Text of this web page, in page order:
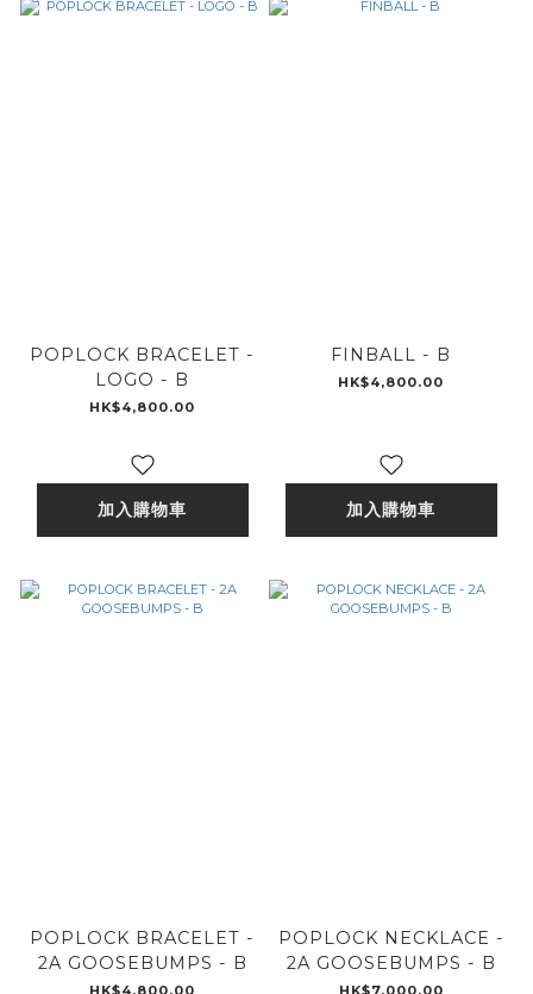
POPLOCK BRACELET -
LOGO - B
HK$4,800.00
加入購物車
FINBALL - B
HK$4,800.00
加入購物車
POPLOCK BRACELET -
2A GOOSEBUMPS - B
HK$4,800.00
POPLOCK NECKLACE -
2A GOOSEBUMPS - B
HK$7,000.00